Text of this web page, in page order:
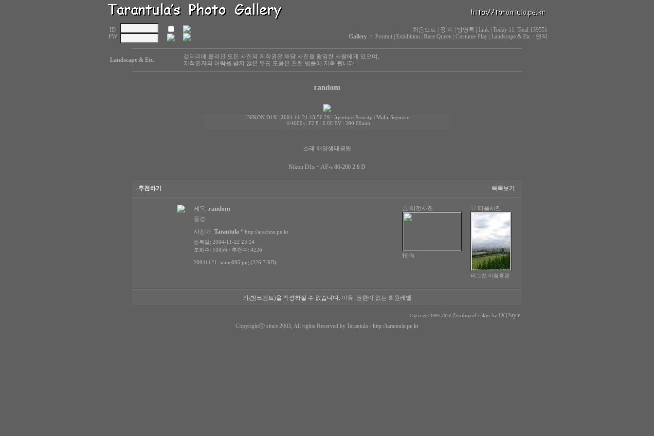
ID
PW
처음으로 공 지 방명록 Link| Today 11, Total 139551
Gallery☞ Portrait| Exhibition| Race Queen| Costume Play| Landscape & Etc. 연작
Landscape & Etc.
갤러리에 올려진 모든 사진의 저작권은 해당 사진을 촬영한 사람에게 있으며,
저작권자의 허락을 받지 않은 무단 도용은 관련 법률에 저촉 됩니다.
random
NIKON D1X 2004-11-21 13:56:29 Aperture Priority
Multi-Segment
1/4000s| F2.8 0.00 EV| 200.00mm
소래 해양생태공원
Nikon D1x + AF-s 80-200 2.8 D
-추천하기 -목록보기
제목: random
풍경
사진가: Tarantula * http://arachne.pe.kr
등록일: 2004-11-22 23:24
조회수: 10856 / 추천수: 4226
20041121_sorae005.jpg (226.7 KB)
△ 이전사진
指 向
▽ 다음사진
비그친 아침풍경
의견(코멘트)을 작성하실 수 없습니다. 이유: 권한이 없는 회원레벨
Copyright 1999-2026 Zeroboard / skin by
DQ'Style
Copyrightⓒ since 2003, All rights Reserved by Tarantula - http://tarantula.pe.kr